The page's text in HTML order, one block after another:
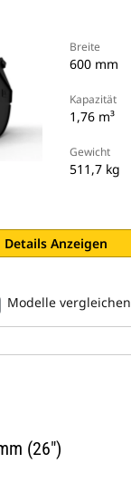
Breite
600 mm
Kapazität
1,76 m³
Gewicht
511,7 kg
Details Anzeigen
Modelle vergleichen
(26")